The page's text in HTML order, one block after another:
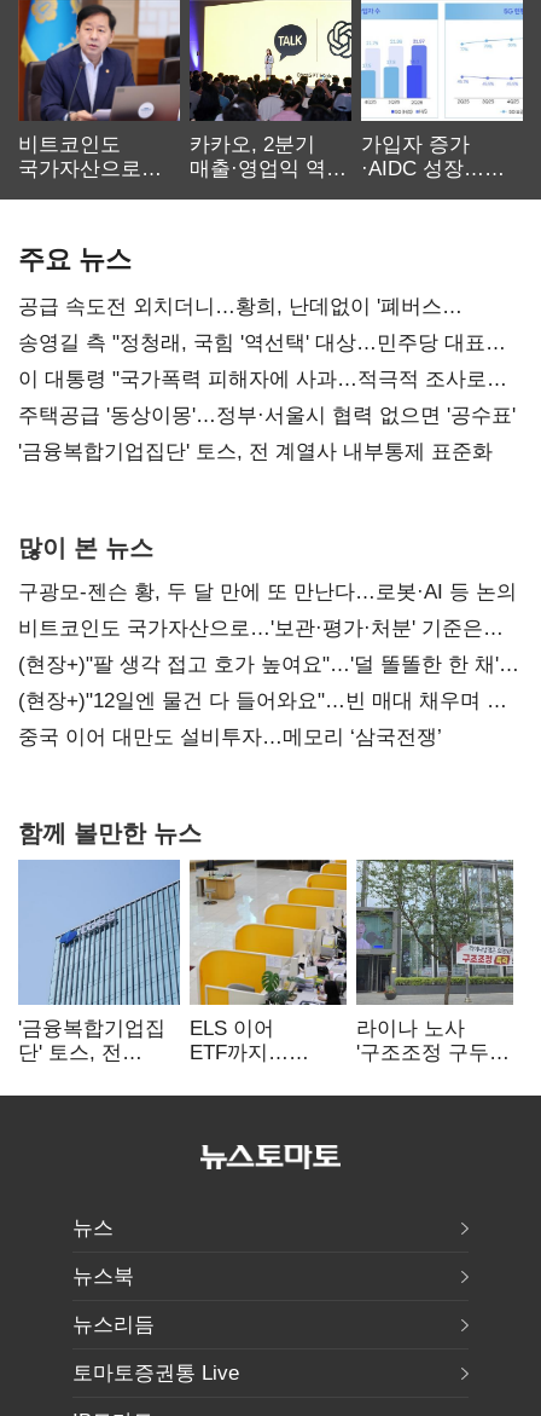
비트코인도
국가자산으로…'
카카오, 2분기
매출·영업익 역대
가입자 증가
·AIDC 성장…
주요 뉴스
공급 속도전 외치더니…황희, 난데없이 '폐버스
리모델링' 제안
송영길 측 "정청래, 국힘 '역선택' 대상…민주당 대표로
총선 지휘 못해"
이 대통령 "국가폭력 피해자에 사과…적극적 조사로
진실 밝혀야"
주택공급 '동상이몽'…정부·서울시 협력 없으면 '공수표'
'금융복합기업집단' 토스, 전 계열사 내부통제 표준화
많이 본 뉴스
구광모-젠슨 황, 두 달 만에 또 만난다…로봇·AI 등 논의
비트코인도 국가자산으로…'보관·평가·처분' 기준은
숙제
(현장+)"팔 생각 접고 호가 높여요"…'덜 똘똘한 한 채'
20억 키맞추기
(현장+)"12일엔 물건 다 들어와요"…빈 매대 채우며 문
연 홈플러스
중국 이어 대만도 설비투자…메모리 ‘삼국전쟁’
함께 볼만한 뉴스
'금융복합기업집
단' 토스, 전
표준화
ELS 이어
ETF까지…
제동 걸린 은행
라이나 노사
'구조조정 구두
뉴스
뉴스북
뉴스리듬
토마토증권통 Live